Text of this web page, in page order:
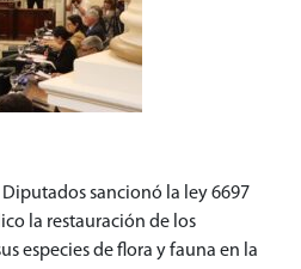
sancionó la ley 6697
la restauración de los
especies de flora y fauna en la